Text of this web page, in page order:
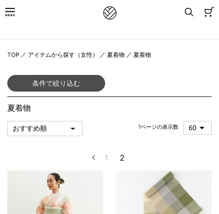
TOP ／ アイテムから探す（女性） ／ 夏着物 ／ 夏着物
条件で絞り込む
夏着物
1ページの表示数
1 2